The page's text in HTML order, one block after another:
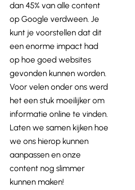
dan 45% van alle content
op Google verdween. Je
kunt je voorstellen dat dit
een enorme impact had
op hoe goed websites
gevonden kunnen worden.
Voor velen onder ons werd
het een stuk moeilijker om
informatie online te vinden.
Laten we samen kijken hoe
we ons hierop kunnen
aanpassen en onze
content nog slimmer
kunnen maken!